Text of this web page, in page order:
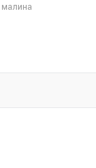
малина